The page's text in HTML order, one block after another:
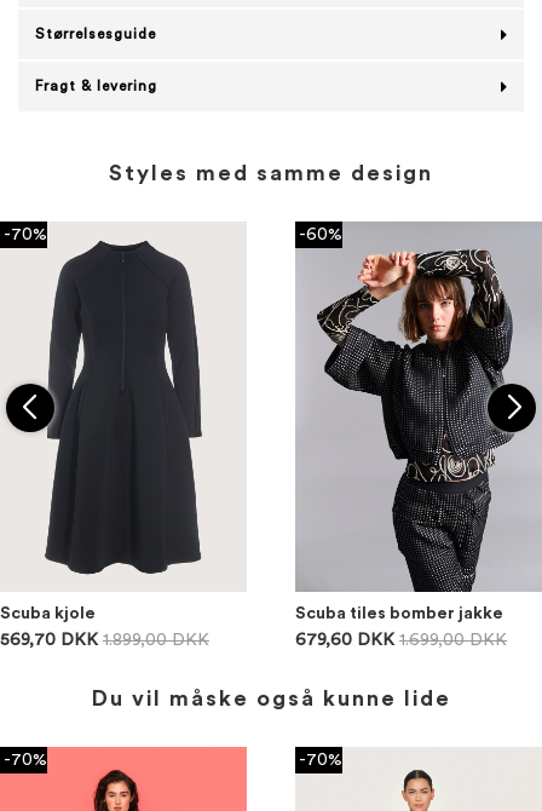
Størrelsesguide
Fragt & levering
Styles med samme design
-70%
Scuba kjole
569,70 DKK 1.899,00 DKK
-60%
Scuba tiles bomber jakke
679,60 DKK 1.699,00 DKK
Du vil måske også kunne lide
-70% -70%